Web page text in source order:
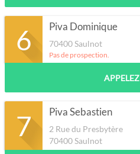
6 Piva Dominique
70400Saulnot
Pas de prospection.
APPELEZ
7 Piva Sebastien
2 Rue du Presbytère
70400Saulnot